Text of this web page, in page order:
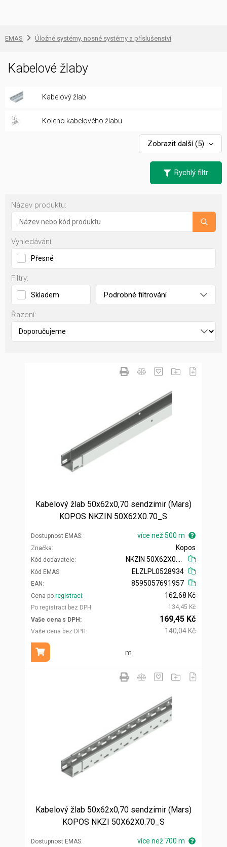
EMAS Úložné systémy, nosné systémy a příslušenství
Kabelové žlaby
Kabelový žlab
Koleno kabelového žlabu
Zobrazit další(5)
Rychlý filtr
Název produktu:
Vyhledávání:
Přesné
Filtry:
Skladem Podrobné filtrování
Řazení:
Kabelový žlab 50x62x0,70 sendzimir (Mars)
KOPOS NKZIN 50X62X0.70_S
Dostupnost EMAS více než 500 m
Značka
Kód dodavatele
Kopos
Kód EMAS
EAN
ELZLPL0528934
8595057691957
Cena po registraci
Po registraci bez DPH
162,68 Kč
134,45 Kč
Vaše cena s DPH
Vaše cena bez DPH
169,45 Kč
140,04 Kč
m
Přidat do košíku
Kabelový žlab 50x62x0,70 sendzimir (Mars)
KOPOS NKZI 50X62X0.70_S
Dostupnost EMAS více než 700 m